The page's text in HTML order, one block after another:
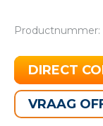
Productnummer:
DIRECT
VRAAG